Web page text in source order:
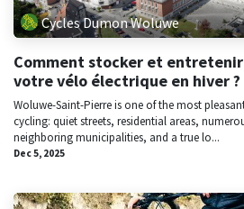
Cycles Dumon Woluwe
Comment stocker et
votre vélo électrique en hiver ?
Woluwe-Saint-Pierre is one of the most
cycling: quiet streets, residential areas,
neighboring municipalities, and a true lo...
Dec 5, 2025